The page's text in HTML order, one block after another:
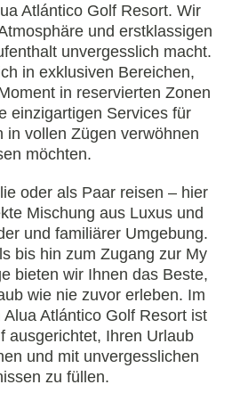
Atlántico Golf Resort. Wir
und erstklassigen
unvergesslich macht.
in exklusiven Bereichen,
in reservierten Zonen
einzigartigen Services für
in vollen Zügen verwöhnen
möchten.
oder als Paar reisen – hier
Mischung aus Luxus und
und familiärer Umgebung.
bis hin zum Zugang zur My
bieten wir Ihnen das Beste,
wie nie zuvor erleben. Im
Atlántico Golf Resort ist
ausgerichtet, Ihren Urlaub
und mit unvergesslichen
zu füllen.